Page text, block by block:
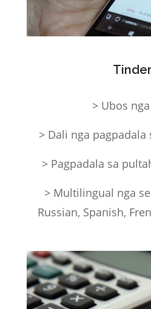
> Ubos
> Dali nga pagpadala
> Pagpadala sa
> Multilingual nga
Russian, Spanish,